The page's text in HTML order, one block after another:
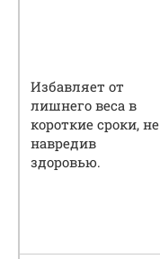
Избавляет от
лишнего веса в
короткие сроки, не
навредив
здоровью.